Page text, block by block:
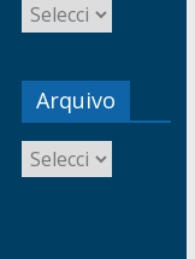
Arquivo